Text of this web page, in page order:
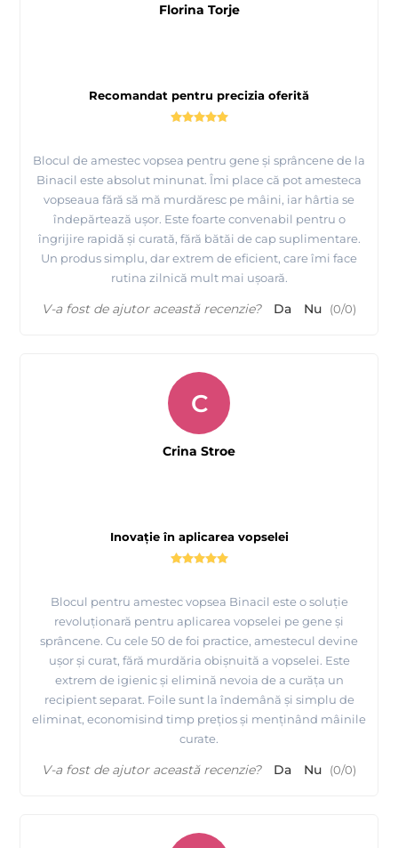
Recomandat pentru precizia oferită
Blocul de amestec vopsea pentru gene și sprâncene de la
Binacil este absolut minunat. Îmi place că pot amesteca
vopseaua fără să mă murdăresc pe mâini, iar hârtia se
îndepărtează ușor. Este foarte convenabil pentru o
îngrijire rapidă și curată, fără bătăi de cap suplimentare.
Un produs simplu, dar extrem de eficient, care îmi face
rutina zilnică mult mai ușoară.
Florina Torje
V-a fost de ajutor această recenzie? Da Nu (0/0)
Inovație în aplicarea vopselei
Blocul pentru amestec vopsea Binacil este o soluție
revoluționară pentru aplicarea vopselei pe gene și
sprâncene. Cu cele 50 de foi practice, amestecul devine
ușor și curat, fără murdăria obișnuită a vopselei. Este
extrem de igienic și elimină nevoia de a curăța un
recipient separat. Foile sunt la îndemână și simplu de
eliminat, economisind timp prețios și menținând mâinile
curate.
C
Crina Stroe
V-a fost de ajutor această recenzie? Da Nu (0/0)